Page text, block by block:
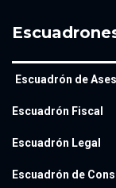
Escuadrón de
Escuadrón Fiscal
Escuadrón Legal
Escuadrón de